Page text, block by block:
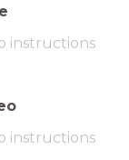
instructions
instructions